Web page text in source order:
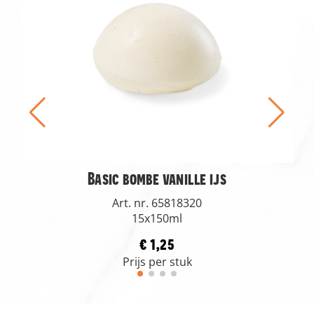
Basic bombe vanille ijs
Art. nr. 65818320
15x150ml
€ 1,25
Prijs per stuk